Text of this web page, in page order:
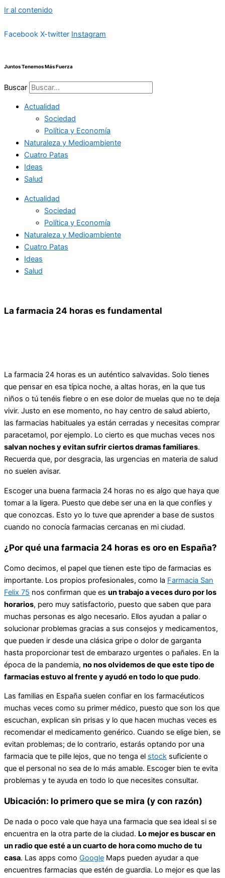
Ir al contenido
Facebook X-twitter Instagram
Juntos Tenemos Más Fuerza
Buscar
Actualidad
Sociedad
Política y Economía
Naturaleza y Medioambiente
Cuatro Patas
Ideas
Salud
Actualidad
Sociedad
Política y Economía
Naturaleza y Medioambiente
Cuatro Patas
Ideas
Salud
La farmacia 24 horas es fundamental
La farmacia 24 horas es un auténtico salvavidas. Solo tienes
que pensar en esa típica noche, a altas horas, en la que tus
niños o tú tenéis fiebre o en ese dolor de muelas que no te deja
vivir. Justo en ese momento, no hay centro de salud abierto,
las farmacias habituales ya están cerradas y necesitas comprar
paracetamol, por ejemplo. Lo cierto es que muchas veces nos
salvan noches y evitan sufrir ciertos dramas familiares.
Recuerda que, por desgracia, las urgencias en materia de salud
no suelen avisar.
Escoger una buena farmacia 24 horas no es algo que haya que
tomar a la ligera. Puesto que debe ser una en la que confíes y
que conozcas. Esto yo lo tuve que aprender a base de sustos
cuando no conocía farmacias cercanas en mi ciudad.
¿Por qué una farmacia 24 horas es oro en España?
Como decimos, el papel que tienen este tipo de farmacias es
importante. Los propios profesionales, como la Farmacia San
Felix 75 nos confirman que es un trabajo a veces duro por los
horarios, pero muy satisfactorio, puesto que saben que para
muchas personas es algo necesario. Ellos ayudan a paliar o
solucionar problemas gracias a sus consejos y medicamentos,
que pueden ir desde una clásica gripe o dolor de garganta
hasta proporcionar test de embarazo urgentes o pañales. En la
época de la pandemia, no nos olvidemos de que este tipo de
farmacias estuvo al frente y ayudó en todo lo que pudo.
Las familias en España suelen confiar en los farmacéuticos
muchas veces como su primer médico, puesto que son los que
escuchan, explican sin prisas y lo que hacen muchas veces es
recomendar el medicamento genérico. Cuando se elige bien, se
evitan problemas; de lo contrario, estarás optando por una
farmacia que te pille lejos, que no tenga el stock suficiente o
que el personal no sea de lo más amable. Escoger bien te evita
problemas y te ayuda en todo lo que necesites consultar.
Ubicación: lo primero que se mira (y con razón)
De nada o poco vale que haya una farmacia que sea ideal si se
encuentra en la otra parte de la ciudad. Lo mejor es buscar en
un radio que esté a un cuarto de hora como mucho de tu
casa. Las apps como Google Maps pueden ayudar a que
encuentres farmacias que estén de guardia. Lo mejor es que las